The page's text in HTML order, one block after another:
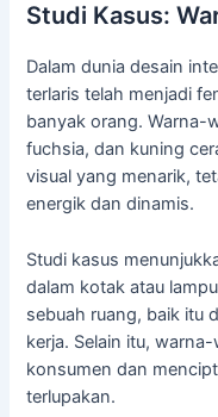
Studi Kasus:
Dalam dunia desain
terlaris telah menjadi
banyak orang. Warna-
fuchsia, dan kuning
visual yang menarik,
energik dan dinamis.
Studi kasus
dalam kotak atau
sebuah ruang, baik itu
kerja. Selain itu,
konsumen dan
terlupakan.